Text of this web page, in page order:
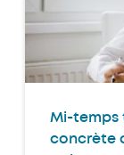
Mi-temps
concrète